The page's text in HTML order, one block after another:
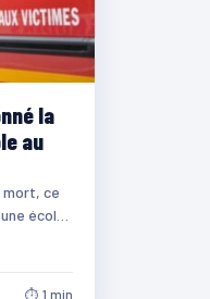
la
au
mort, ce
école
⏱ 1 min